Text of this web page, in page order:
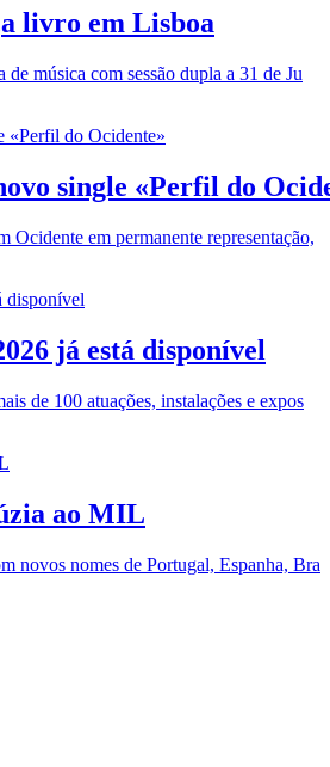
livro em Lisboa
música com sessão dupla a 31 de Ju
single «Perfil do
Ocidente em permanente representação,
já está disponível
de 100 atuações, instalações e expos
ao MIL
novos nomes de Portugal, Espanha, Bra